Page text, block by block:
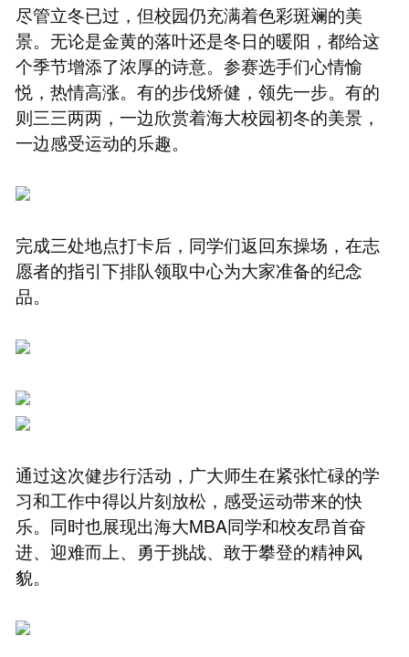
尽管立冬已过，但校园仍充满着色彩斑斓的美
景。无论是金黄的落叶还是冬日的暖阳，都给这
个季节增添了浓厚的诗意。参赛选手们心情愉
悦，热情高涨。有的步伐矫健，领先一步。有的
则三三两两，一边欣赏着海大校园初冬的美景，
一边感受运动的乐趣。
完成三处地点打卡后，同学们返回东操场，在志
愿者的指引下排队领取中心为大家准备的纪念
品。
通过这次健步行活动，广大师生在紧张忙碌的学
习和工作中得以片刻放松，感受运动带来的快
乐。同时也展现出海大MBA同学和校友昂首奋
进、迎难而上、勇于挑战、敢于攀登的精神风
貌。